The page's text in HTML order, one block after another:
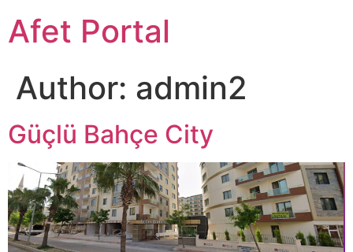
Afet Portal
Author: admin2
Güçlü Bahçe City